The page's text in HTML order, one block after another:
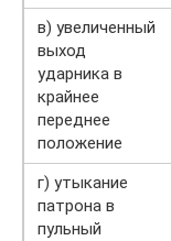
в) увеличенный
выход
ударника в
крайнее
переднее
положение
г) утыкание
патрона в
пульный